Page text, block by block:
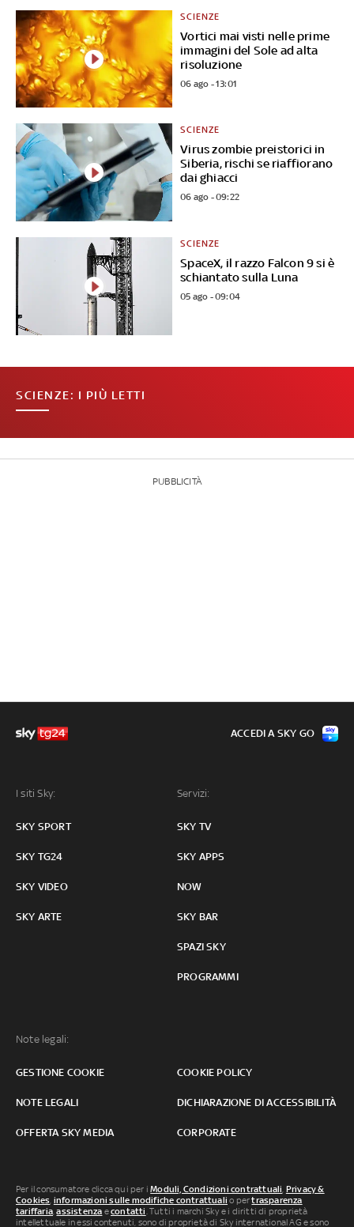
Vortici mai visti nelle prime
immagini del Sole ad alta
risoluzione
SCIENZE
06 ago - 13:01
Virus zombie preistorici in
Siberia, rischi se riaffiorano
dai ghiacci
SCIENZE
06 ago - 09:22
SpaceX, il razzo Falcon 9 si è
schiantato sulla Luna
SCIENZE
05 ago - 09:04
SCIENZE: I PIÙ LETTI
PUBBLICITÀ
I siti Sky:
SKY SPORT
SKY TG24
SKY VIDEO
SKY ARTE
Servizi:
SKY TV
SKY APPS
NOW
SKY BAR
SPAZI SKY
PROGRAMMI
Note legali:
GESTIONE COOKIE COOKIE POLICY
NOTE LEGALI DICHIARAZIONE DI ACCESSIBILITÀ
OFFERTA SKY MEDIA CORPORATE
ACCEDI A SKY GO
Per il consumatore clicca qui per iModuli, Condizioni contrattuali, Privacy &
Cookies, informazioni sulle modifiche contrattuali o pertrasparenza
tariffaria,assistenza econtatti. Tutti i marchi Sky e i diritti di proprietà
intellettuale in essi contenuti, sono di proprietà di Sky international AG e sono